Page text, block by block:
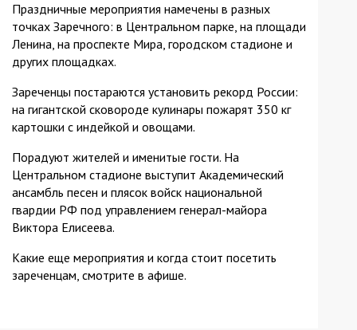
Праздничные мероприятия намечены в разных
точках Заречного: в Центральном парке, на площади
Ленина, на проспекте Мира, городском стадионе и
других площадках.
Зареченцы постараются установить рекорд России:
на гигантской сковороде кулинары пожарят 350 кг
картошки с индейкой и овощами.
Порадуют жителей и именитые гости. На
Центральном стадионе выступит Академический
ансамбль песен и плясок войск национальной
гвардии РФ под управлением генерал-майора
Виктора Елисеева.
Какие еще мероприятия и когда стоит посетить
зареченцам, смотрите в афише.